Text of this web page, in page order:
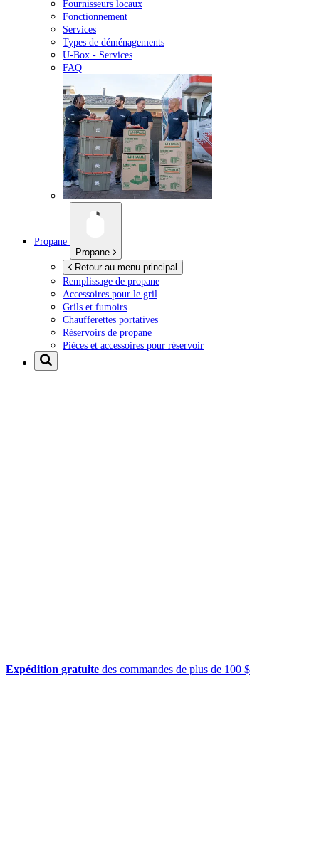
Fournisseurs locaux
Fonctionnement
Services
Types de déménagements
U-Box - Services
FAQ
Propane
Propane
Retour au menu principal
Remplissage de propane
Accessoires pour le gril
Grils et fumoirs
Chaufferettes portatives
Réservoirs de propane
Pièces et accessoires pour réservoir
Expédition gratuite des commandes de plus de 100 $